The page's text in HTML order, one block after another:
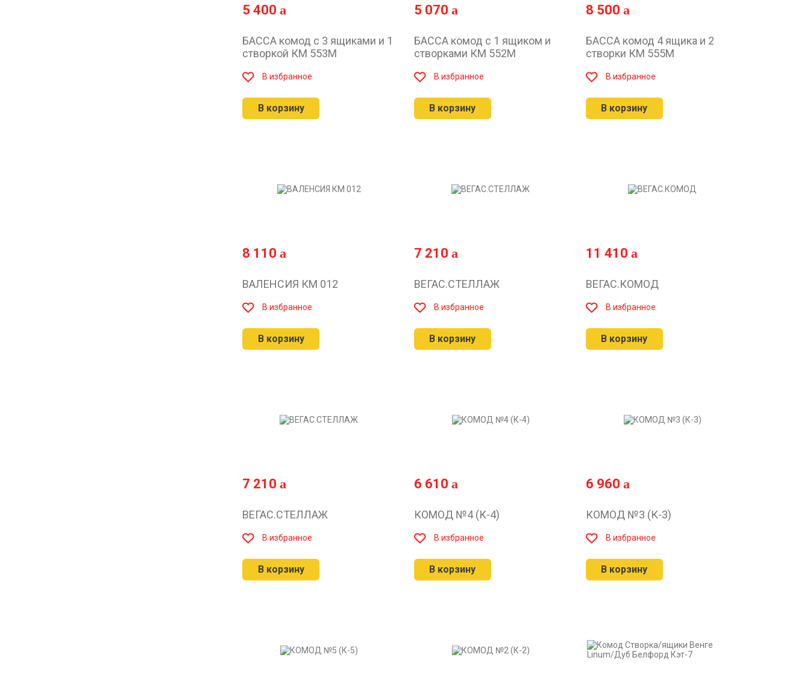
5 400
БАССА комод с 3 ящиками и 1
створкой КМ 553М
В избранное
В корзину
5 070
БАССА комод с 1 ящиком и
створками КМ 552М
В избранное
В корзину
8 500
БАССА комод 4 ящика и 2
створки КМ 555М
В избранное
В корзину
8 110
ВАЛЕНСИЯ КМ 012
В избранное
В корзину
7 210
ВЕГАС.СТЕЛЛАЖ
В избранное
В корзину
11 410
ВЕГАС.КОМОД
В избранное
В корзину
7 210
ВЕГАС.СТЕЛЛАЖ
В избранное
В корзину
6 610
КОМОД №4 (К-4)
В избранное
В корзину
6 960
КОМОД №3 (К-3)
В избранное
В корзину